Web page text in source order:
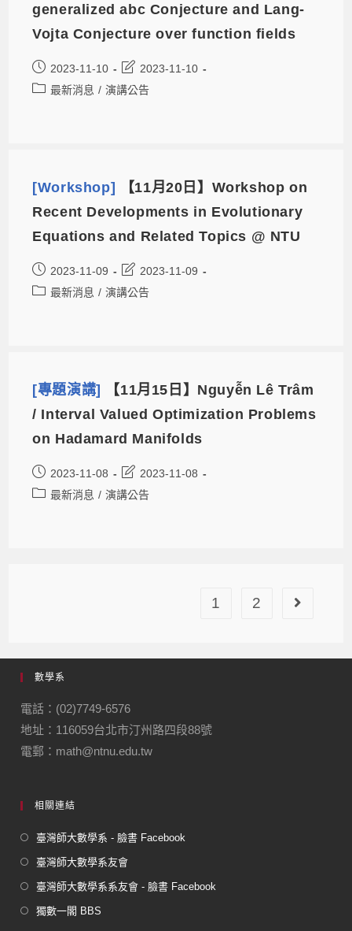
generalized abc Conjecture and Lang-
Vojta Conjecture over function fields
2023-11-10
2023-11-10
最新消息 / 演講公告
[Workshop]
【11月20日】Workshop on
Recent Developments in Evolutionary
Equations and Related Topics @ NTU
2023-11-09
2023-11-09
最新消息 / 演講公告
[專題演講]
【11月15日】Nguyễn Lê Trâm
/ Interval Valued Optimization Problems
on Hadamard Manifolds
2023-11-08
2023-11-08
最新消息 / 演講公告
1 2
數學系
電話：(02)7749-6576
地址：116059台北市汀州路四段88號
電郵：math@ntnu.edu.tw
相關連結
臺灣師大數學系 - 臉書 Facebook
臺灣師大數學系友會
臺灣師大數學系系友會 - 臉書 Facebook
獨數一閣 BBS